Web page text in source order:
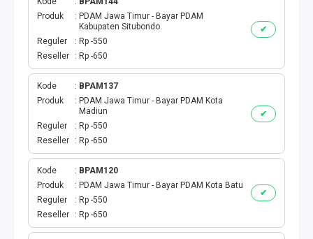
✔
Produk
PDAM Jawa Timur - Bayar PDAM
Kabupaten Situbondo
Reguler
Rp -550
Reseller
Rp -650
✔
Kode
BPAM137
Produk
PDAM Jawa Timur - Bayar PDAM Kota
Madiun
Reguler
Rp -550
Reseller
Rp -650
✔
Kode
BPAM120
Produk
PDAM Jawa Timur - Bayar PDAM Kota Batu
Reguler
Rp -550
Reseller
Rp -650